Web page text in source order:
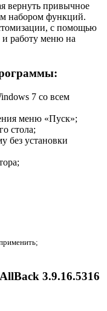
вернуть привычное
набором функций.
с помощью
работу меню на
7 со всем
меню «Пуск»;
стола;
без установки
3.9.16.5316